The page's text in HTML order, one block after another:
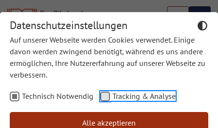
Datenschutzeinstellungen
Auf unserer Webseite werden Cookies verwendet. Einige
davon werden zwingend benötigt, während es uns andere
ermöglichen, Ihre Nutzererfahrung auf unserer Webseite zu
verbessern.
Technisch Notwendig Tracking & Analyse
Alle akzeptieren
Suche
Suchen
Gesucht nach "Alles hat seine Zeit"